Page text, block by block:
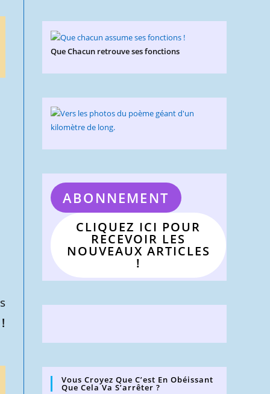
Que Chacun retrouve ses fonctions
ABONNEMENT
CLIQUEZ ICI POUR
RECEVOIR LES
NOUVEAUX ARTICLES
!
Vous Croyez Que C’est En Obéissant
Que Cela Va S’arrêter ?